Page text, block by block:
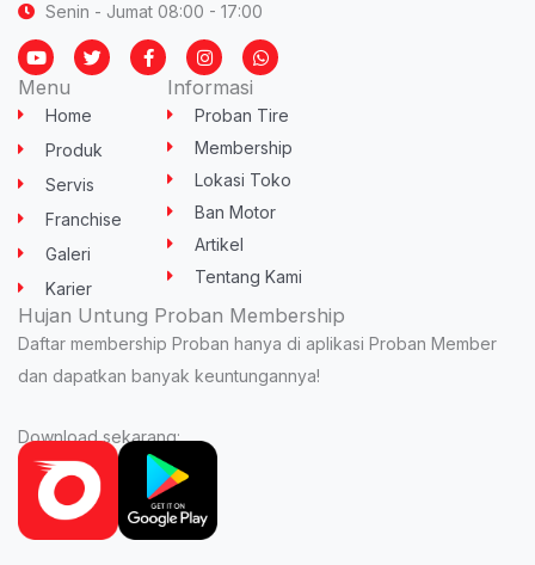
Senin - Jumat 08:00 - 17:00
Y
o
u
t
T
w
i
e
r
F
a
c
I
n
s
t
a
g
r
a
m
W
h
a
s
a
p
p
Menu
Home
Produk
Servis
Franchise
Galeri
Karier
Informasi
Proban Tire
Membership
Lokasi Toko
Ban Motor
Artikel
Tentang Kami
Hujan Untung Proban Membership
Daftar membership Proban hanya di aplikasi Proban Member
dan dapatkan banyak keuntungannya!
Download sekarang: